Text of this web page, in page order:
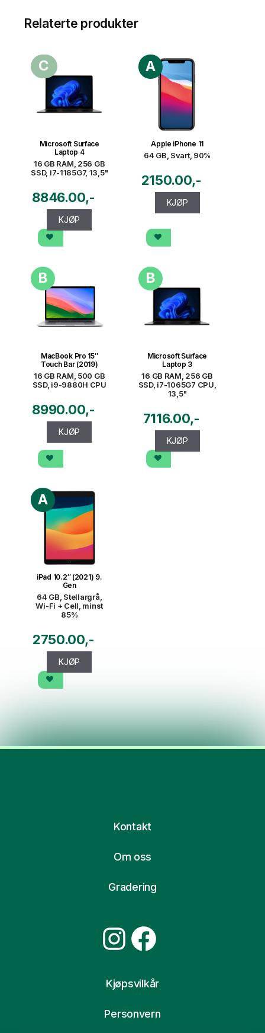
Relaterte produkter
C
Microsoft Surface
Laptop 4
16 GB RAM, 256 GB
SSD, i7-1185G7, 13,5"
8846.00
KJØP
A
Apple iPhone 11
64 GB, Svart, 90%
2150.00
KJØP
B
MacBook Pro 15″
Touch Bar (2019)
16 GB RAM, 500 GB
SSD, i9-9880H CPU
8990.00
KJØP
B
Microsoft Surface
Laptop 3
16 GB RAM, 256 GB
SSD, i7-1065G7 CPU,
13,5"
7116.00
KJØP
A
iPad 10.2″ (2021) 9.
Gen
64 GB, Stellargrå,
Wi-Fi + Cell, minst
85%
2750.00
KJØP
Kontakt
Om oss
Gradering
Instagram
Facebook
Kjøpsvilkår
Personvern